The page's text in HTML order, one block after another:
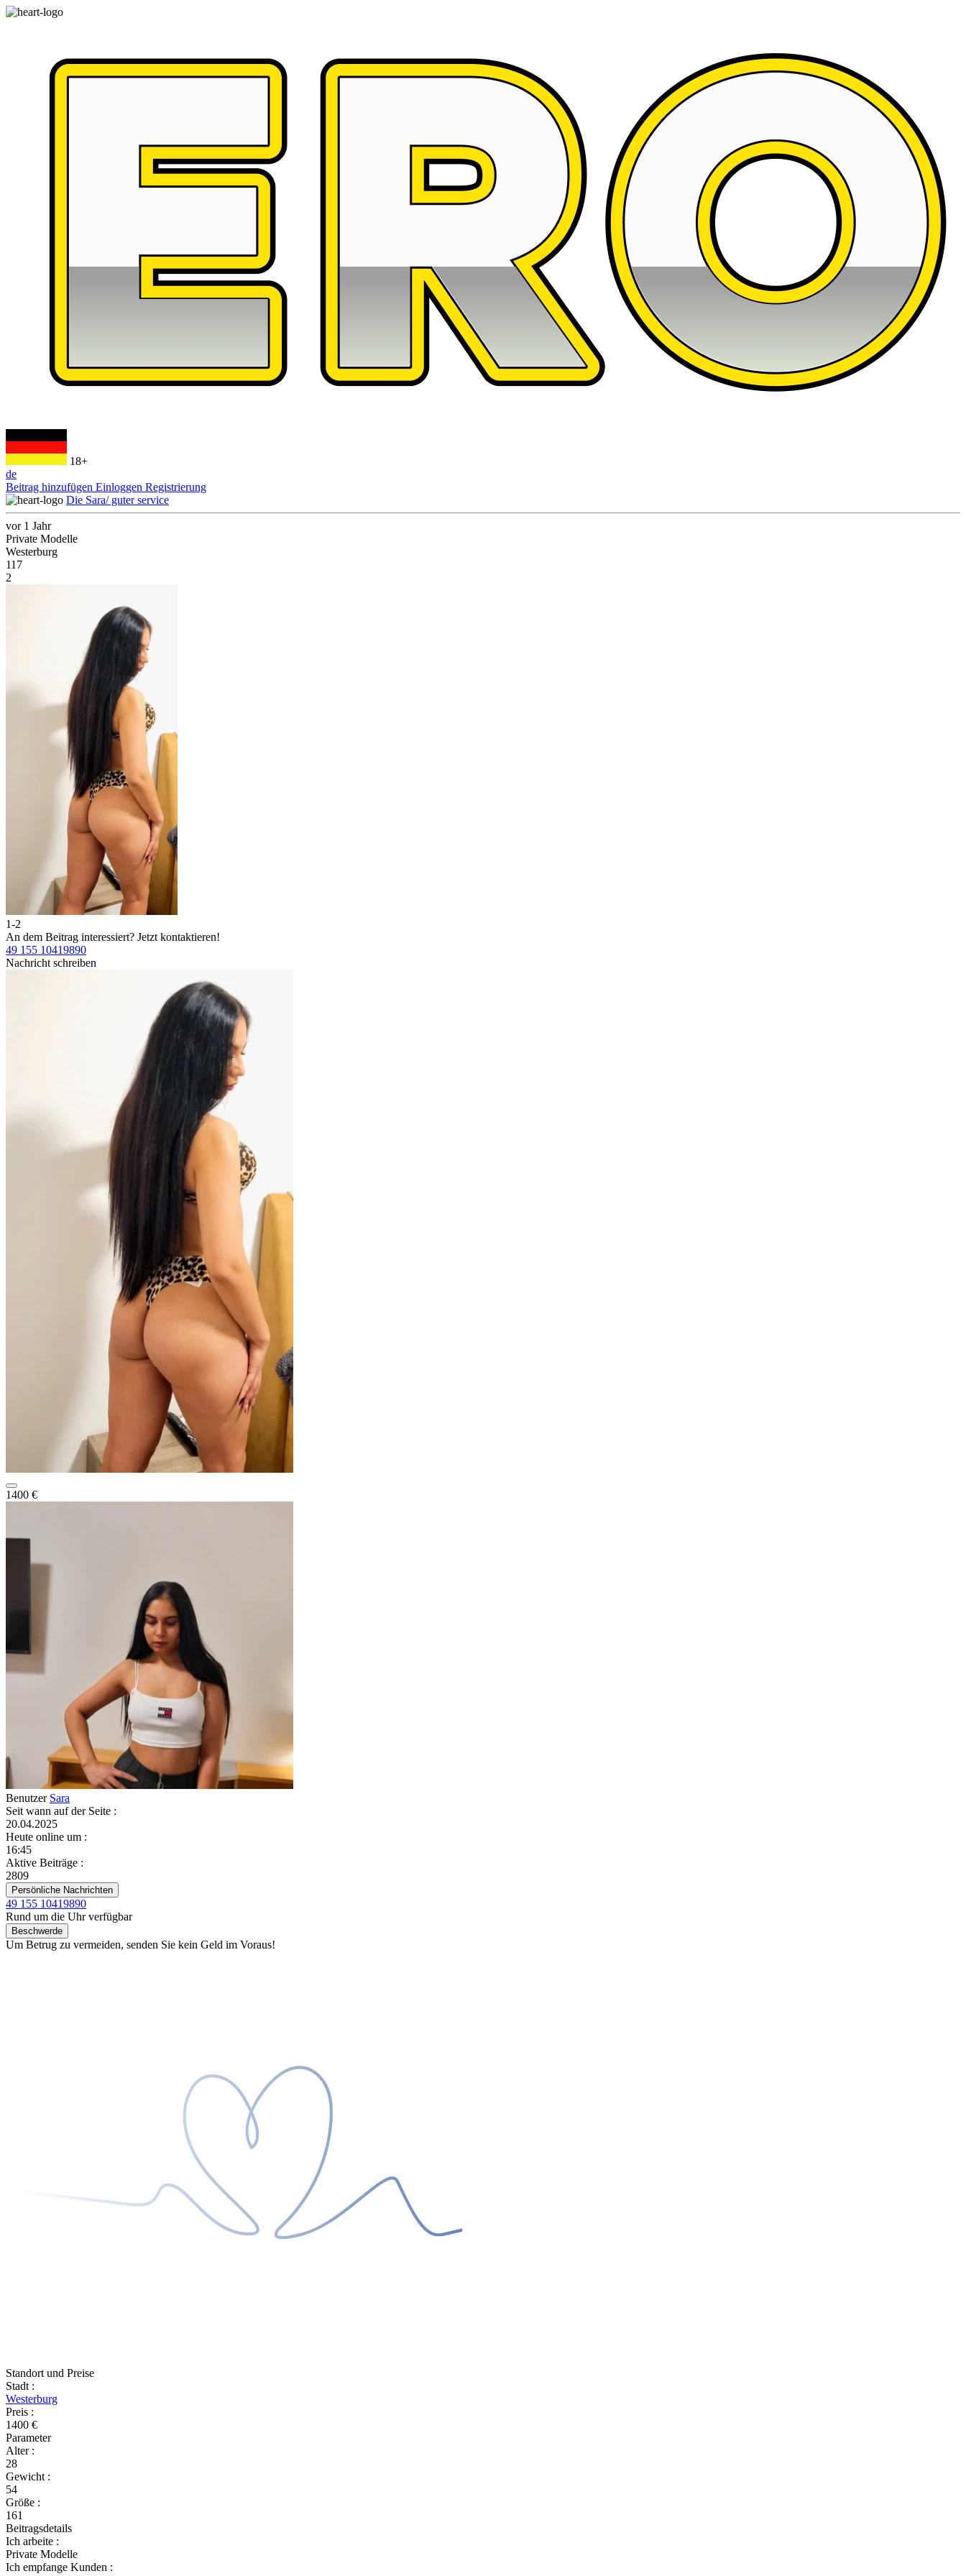
18+
de
Beitrag hinzufügen Einloggen Registrierung
Die Sara/ guter service
vor 1 Jahr
Private Modelle
Westerburg
117
2
1-2
An dem Beitrag interessiert? Jetzt kontaktieren!
49 155 10419890
Nachricht schreiben
1400 €
Benutzer Sara
Seit wann auf der Seite :
20.04.2025
Heute online um :
16:45
Aktive Beiträge :
2809
Persönliche Nachrichten
49 155 10419890
Rund um die Uhr verfügbar
Beschwerde
Um Betrug zu vermeiden, senden Sie kein Geld im Voraus!
Standort und Preise
Stadt :
Westerburg
Preis :
1400 €
Parameter
Alter :
28
Gewicht :
54
Größe :
161
Beitragsdetails
Ich arbeite :
Private Modelle
Ich empfange Kunden :